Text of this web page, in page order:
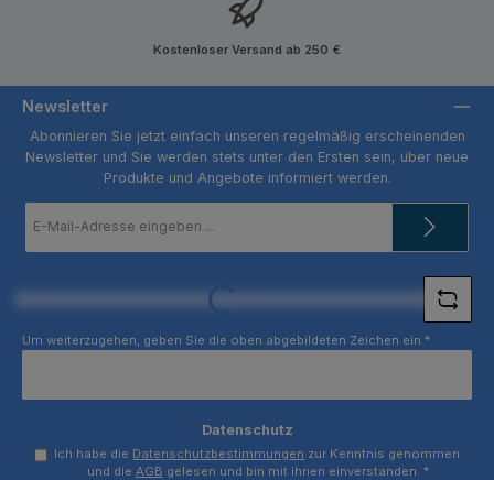
Kostenloser Versand ab 250 €
Newsletter
Abonnieren Sie jetzt einfach unseren regelmäßig erscheinenden
Newsletter und Sie werden stets unter den Ersten sein, über neue
Produkte und Angebote informiert werden.
Mail-
Loading...
Um weiterzugehen, geben Sie die oben abgebildeten Zeichen ein *
Datenschutz
Ich habe die Datenschutzbestimmungen zur Kenntnis genommen
und die AGB gelesen und bin mit ihnen einverstanden. *